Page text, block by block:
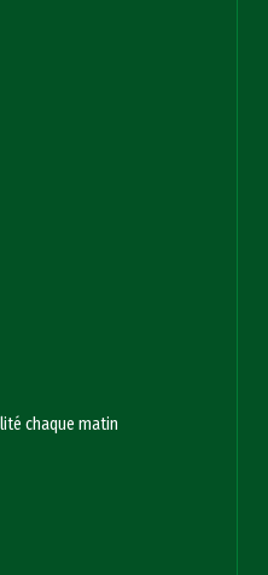
chaque matin